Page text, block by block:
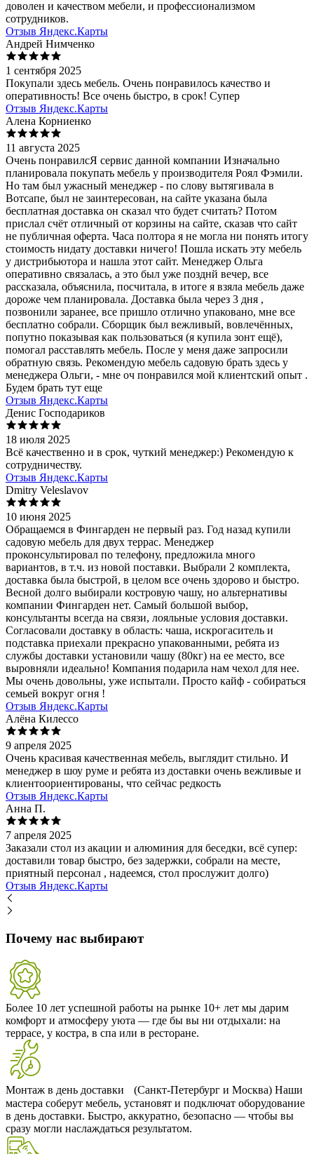
доволен и качеством мебели, и профессионализмом
сотрудников.
Отзыв Яндекс.Карты
Андрей Нимченко
1 сентября 2025
Покупали здесь мебель. Очень понравилось качество и
оперативность! Все очень быстро, в срок! Супер
Отзыв Яндекс.Карты
Алена Корниенко
11 августа 2025
Очень понравилсЯ сервис данной компании Изначально
планировала покупать мебель у производителя Роял Фэмили.
Но там был ужасный менеджер - по слову вытягивала в
Вотсапе, был не заинтересован, на сайте указана была
бесплатная доставка он сказал что будет считать? Потом
прислал счёт отличный от корзины на сайте, сказав что сайт
не публичная оферта. Часа полтора я не могла ни понять итогу
стоимость нидату доставки ничего! Пошла искать эту мебель
у дистрибьютора и нашла этот сайт. Менеджер Ольга
оперативно связалась, а это был уже позднй вечер, все
рассказала, объяснила, посчитала, в итоге я взяла мебель даже
дороже чем планировала. Доставка была через 3 дня ,
позвонили заранее, все пришло отлично упаковано, мне все
бесплатно собрали. Сборщик был вежливый, вовлечённых,
попутно показывая как пользоваться (я купила зонт ещё),
помогал расставлять мебель. После у меня даже запросили
обратную связь. Рекомендую мебель садовую брать здесь у
менеджера Ольги, - мне оч понравился мой клиентский опыт .
Будем брать тут еще
Отзыв Яндекс.Карты
Денис Господариков
18 июля 2025
Всё качественно и в срок, чуткий менеджер:) Рекомендую к
сотрудничеству.
Отзыв Яндекс.Карты
Dmitry Veleslavov
10 июня 2025
Обращаемся в Фингарден не первый раз. Год назад купили
садовую мебель для двух террас. Менеджер
проконсультировал по телефону, предложила много
вариантов, в т.ч. из новой поставки. Выбрали 2 комплекта,
доставка была быстрой, в целом все очень здорово и быстро.
Весной долго выбирали костровую чашу, но альтернативы
компании Фингарден нет. Самый большой выбор,
консультанты всегда на связи, лояльные условия доставки.
Согласовали доставку в область: чаша, искрогаситель и
подставка приехали прекрасно упакованными, ребята из
службы доставки установили чашу (80кг) на ее место, все
выровняли идеально! Компания подарила нам чехол для нее.
Мы очень довольны, уже испытали. Просто кайф - собираться
семьей вокруг огня !
Отзыв Яндекс.Карты
Алёна Килессо
9 апреля 2025
Очень красивая качественная мебель, выглядит стильно. И
менеджер в шоу руме и ребята из доставки очень вежливые и
клиентоориентированы, что сейчас редкость
Отзыв Яндекс.Карты
Анна П.
7 апреля 2025
Заказали стол из акации и алюминия для беседки, всё супер:
доставили товар быстро, без задержки, собрали на месте,
приятный персонал , надеемся, стол прослужит долго)
Отзыв Яндекс.Карты
Почему нас выбирают
Более 10 лет успешной работы на рынке 10+ лет мы дарим
комфорт и атмосферу уюта — где бы вы ни отдыхали: на
террасе, у костра, в спа или в ресторане.
Монтаж в день доставки (Санкт-Петербург и Москва) Наши
мастера соберут мебель, установят и подключат оборудование
в день доставки. Быстро, аккуратно, безопасно — чтобы вы
сразу могли наслаждаться результатом.